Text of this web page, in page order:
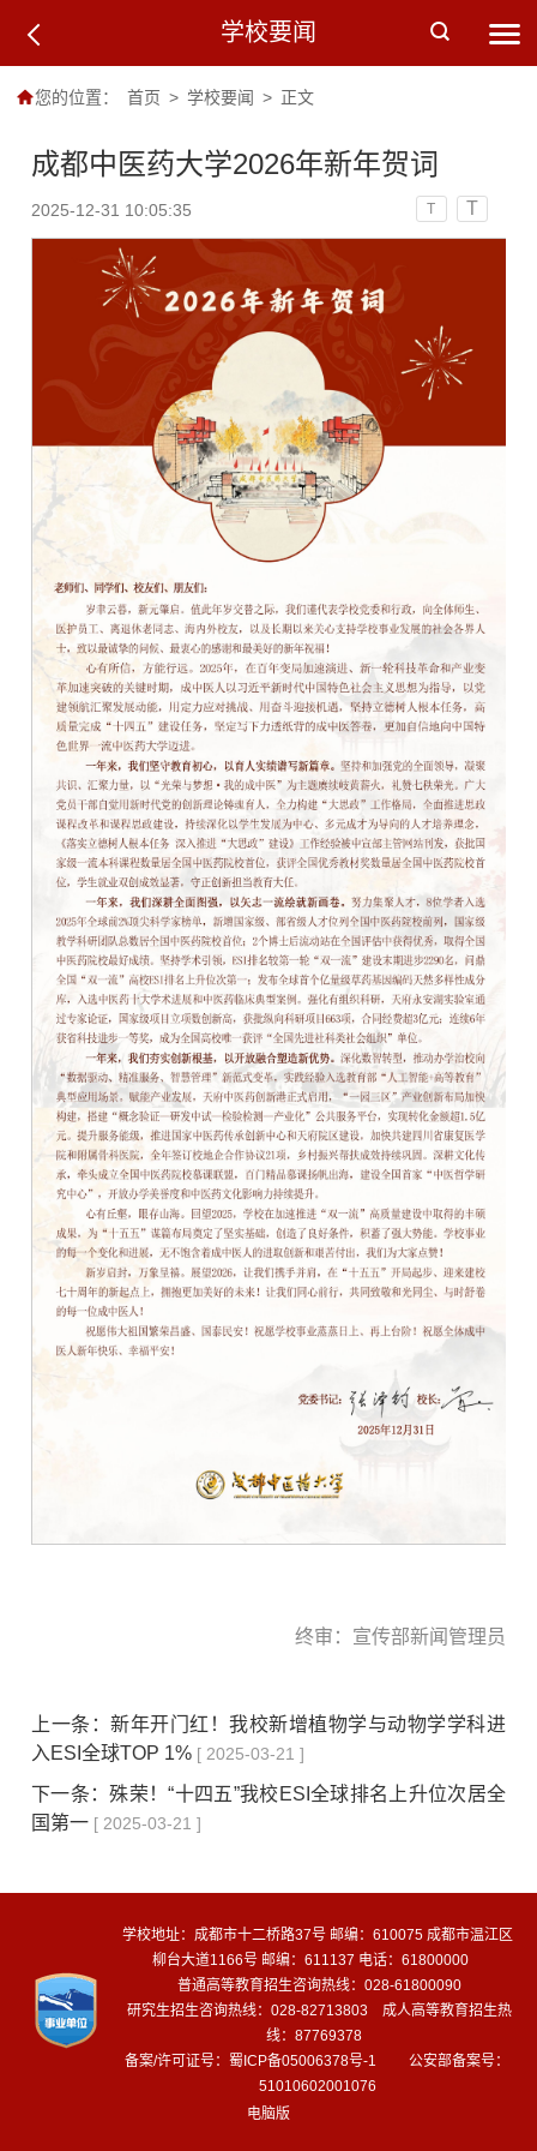
学校要闻
您的位置： 首页 > 学校要闻 > 正文
成都中医药大学2026年新年贺词
2025-12-31 10:05:35 T T
终审：宣传部新闻管理员
上一条：新年开门红！我校新增植物学与动物学学科进
入ESI全球TOP 1% [ 2025-03-21 ]
下一条：殊荣！“十四五”我校ESI全球排名上升位次居全
国第一 [ 2025-03-21 ]
学校地址：成都市十二桥路37号 邮编：610075 成都市温江区
柳台大道1166号 邮编：611137 电话：61800000
普通高等教育招生咨询热线：028-61800090
研究生招生咨询热线：028-82713803 成人高等教育招生热
线：87769378
备案/许可证号：蜀ICP备05006378号-1
公安部备案号：
51010602001076
电脑版